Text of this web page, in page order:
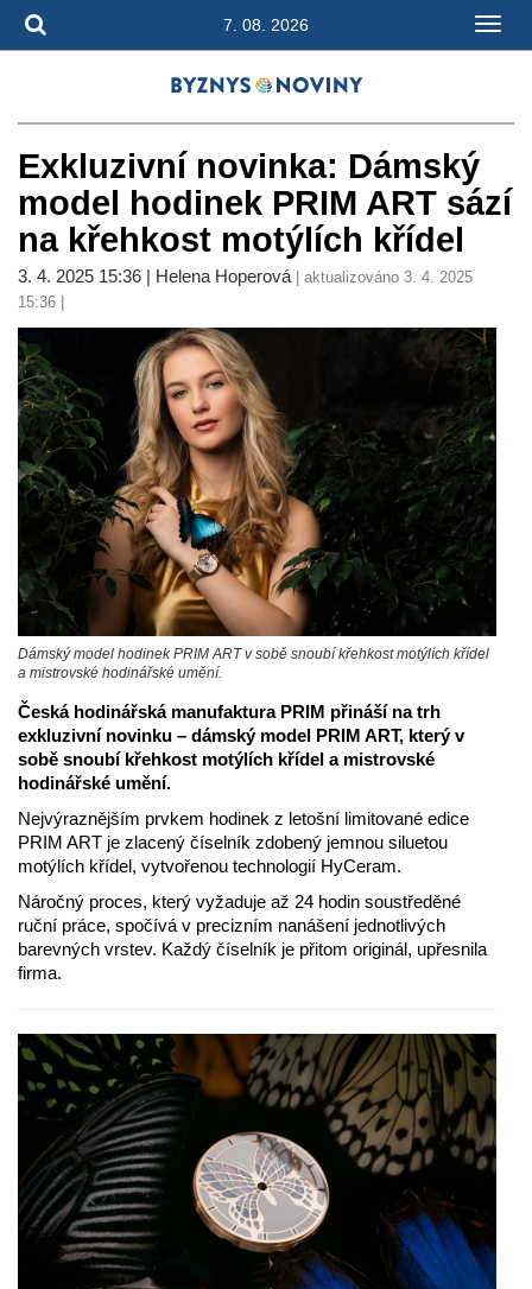
7. 08. 2026
Exkluzivní novinka: Dámský
model hodinek PRIM ART sází
na křehkost motýlích křídel
3. 4. 2025 15:36 | Helena Hoperová| aktualizováno 3. 4. 2025
15:36 |
Dámský model hodinek PRIM ART v sobě snoubí křehkost motýlích křídel
a mistrovské hodinářské umění.
Česká hodinářská manufaktura PRIM přináší na trh
exkluzivní novinku – dámský model PRIM ART, který v
sobě snoubí křehkost motýlích křídel a mistrovské
hodinářské umění.
Nejvýraznějším prvkem hodinek z letošní limitované edice
PRIM ART je zlacený číselník zdobený jemnou siluetou
motýlích křídel, vytvořenou technologií HyCeram.
Náročný proces, který vyžaduje až 24 hodin soustředěné
ruční práce, spočívá v precizním nanášení jednotlivých
barevných vrstev. Každý číselník je přitom originál, upřesnila
firma.